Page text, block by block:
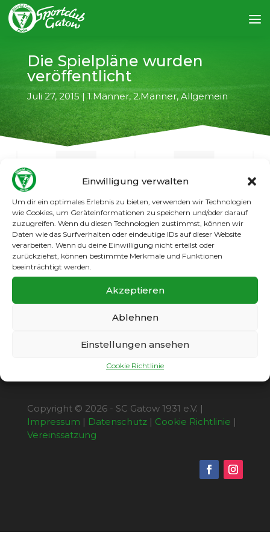
Einwilligung verwalten
Um dir ein optimales Erlebnis zu bieten, verwenden wir Technologien
wie Cookies, um Geräteinformationen zu speichern und/oder darauf
zuzugreifen. Wenn du diesen Technologien zustimmst, können wir
Daten wie das Surfverhalten oder eindeutige IDs auf dieser Website
verarbeiten. Wenn du deine Einwilligung nicht erteilst oder
zurückziehst, können bestimmte Merkmale und Funktionen
beeinträchtigt werden.
Akzeptieren
Ablehnen
Einstellungen ansehen
Cookie Richtlinie
Die Spielpläne wurden
veröffentlicht
Juli 27, 2015|1.Männer,2.Männer, Allgemein
← vorheriger Artikel nächster Artikel→
Zwischenzeitlich sind die Spielpläne auf
fussball.de einsehbar. Die Ansetzungen
unserer 1. und 2. Männer hier:
Männer
Copyright © 2026 - SC Gatow 1931 e.V. |
Impressum | Datenschutz| Cookie Richtlinie |
Vereinssatzung